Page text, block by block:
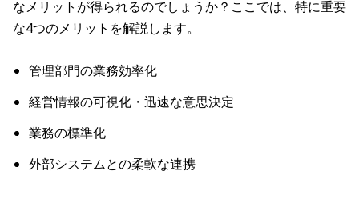
なメリットが得られるのでしょうか？ここでは、特に重要
な4つのメリットを解説します。
管理部門の業務効率化
経営情報の可視化・迅速な意思決定
業務の標準化
外部システムとの柔軟な連携